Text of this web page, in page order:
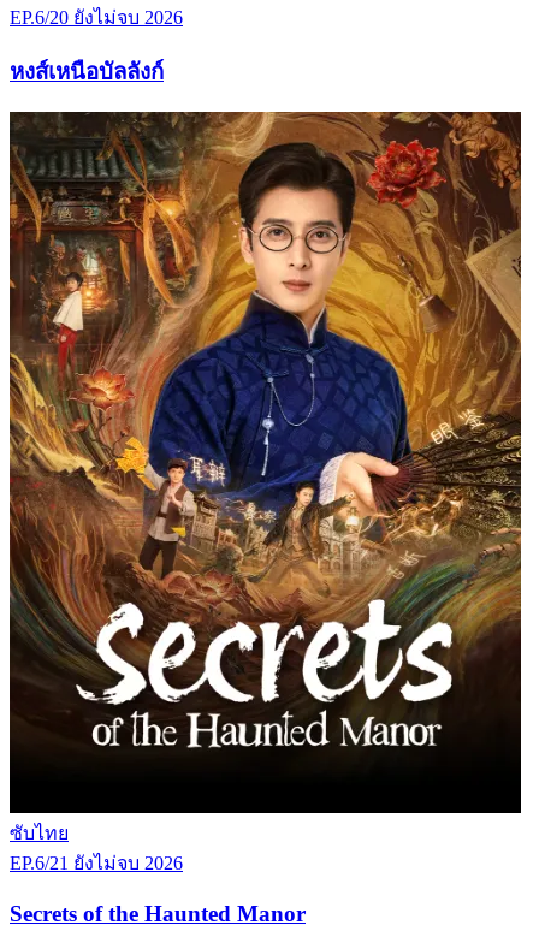
EP.6/20 ยังไม่จบ 2026
หงส์เหนือบัลลังก์
ซับไทย
EP.6/21 ยังไม่จบ 2026
Secrets of the Haunted Manor